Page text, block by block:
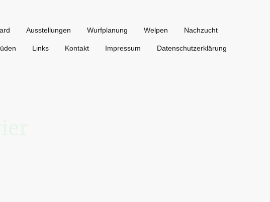
Ausstellungen Wurfplanung Welpen Nachzucht
Links Kontakt Impressum Datenschutzerklärung